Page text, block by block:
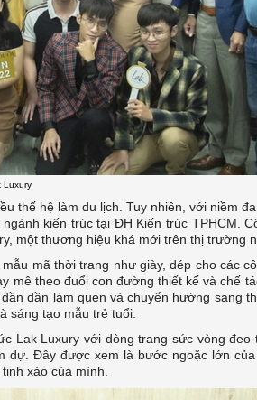
Luxury
thế hệ làm du lịch. Tuy nhiên, với niềm
kiến trúc tại ĐH Kiến trúc TPHCM.
một thương hiệu khá mới trên thị trường
mã thời trang như giày, dép cho các
theo đuổi con đường thiết kế và chế
dần làm quen và chuyển hướng sang
sáng tạo mẫu trẻ tuổi.
Lak Luxury với dòng trang sức vòng đeo
dự. Đây được xem là bước ngoặc lớn
xảo của mình.